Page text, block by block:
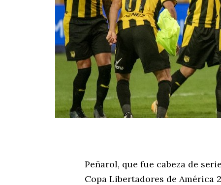
Peñarol, que fue cabeza de
Copa Libertadores de América